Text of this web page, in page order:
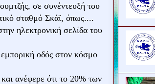
σε συνέντευξή του
σταθμό Σκάϊ, όπως....
ηλεκτρονική σελίδα του
οδός στον κόσμο
ανέφερε ότι το 20% των